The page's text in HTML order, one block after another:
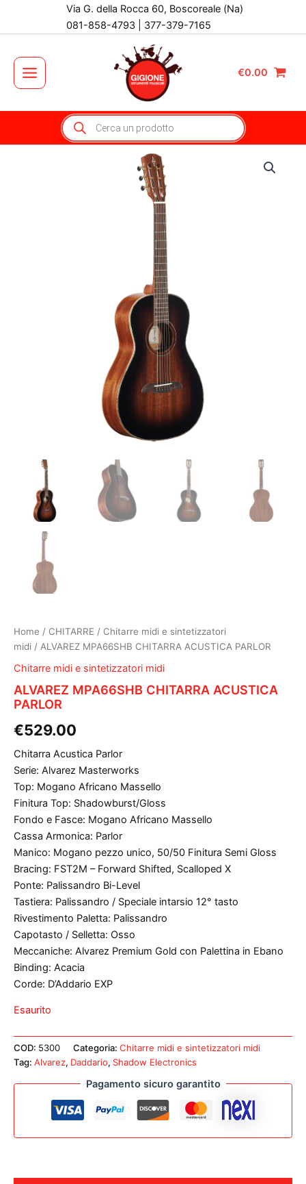
Via G. della Rocca 60, Boscoreale (Na)
081-858-4793 | 377-379-7165
Main
Menu
€0.00
Products
search
Home / CHITARRE / Chitarre midi e sintetizzatori
midi / ALVAREZ MPA66SHB CHITARRA ACUSTICA PARLOR
Chitarre midi e sintetizzatori midi
ALVAREZ MPA66SHB CHITARRA ACUSTICA
PARLOR
€529.00
Chitarra Acustica Parlor
Serie: Alvarez Masterworks
Top: Mogano Africano Massello
Finitura Top: Shadowburst/Gloss
Fondo e Fasce: Mogano Africano Massello
Cassa Armonica: Parlor
Manico: Mogano pezzo unico, 50/50 Finitura Semi Gloss
Bracing: FST2M – Forward Shifted, Scalloped X
Ponte: Palissandro Bi-Level
Tastiera: Palissandro / Speciale intarsio 12° tasto
Rivestimento Paletta: Palissandro
Capotasto / Selletta: Osso
Meccaniche: Alvarez Premium Gold con Palettina in Ebano
Binding: Acacia
Corde: D’Addario EXP
Esaurito
COD: 5300 Categoria: Chitarre midi e sintetizzatori midi
Tag: Alvarez, Daddario, Shadow Electronics
Pagamento sicuro garantito